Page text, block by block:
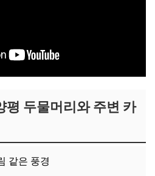
평 두물머리와 주변 카
같은 풍경